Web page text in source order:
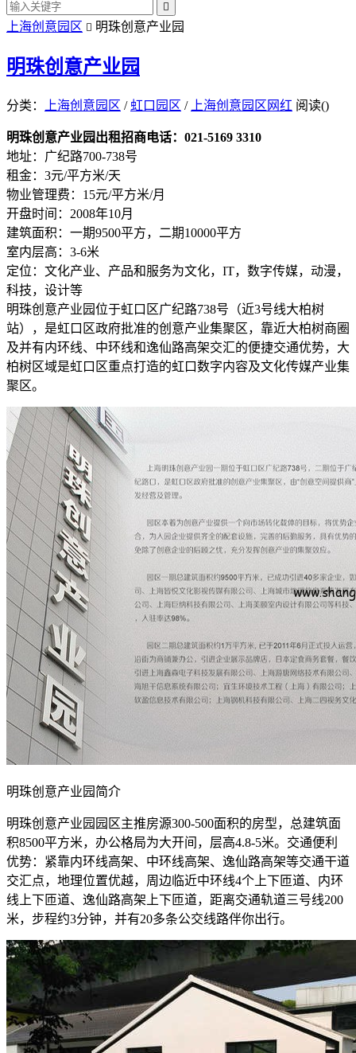

上海创意园区  明珠创意产业园
明珠创意产业园
分类： 上海创意园区 / 虹口园区 / 上海创意园区网红 阅读()
明珠创意产业园出租招商电话：021-5169 3310
地址：广纪路700-738号
租金：3元/平方米/天
物业管理费：15元/平方米/月
开盘时间：2008年10月
建筑面积：一期9500平方，二期10000平方
室内层高：3-6米
定位：文化产业、产品和服务为文化，IT，数字传媒，动漫，
科技，设计等
明珠创意产业园位于虹口区广纪路738号（近3号线大柏树
站），是虹口区政府批准的创意产业集聚区，靠近大柏树商圈
及并有内环线、中环线和逸仙路高架交汇的便捷交通优势，大
柏树区域是虹口区重点打造的虹口数字内容及文化传媒产业集
聚区。
明珠创意产业园简介
明珠创意产业园园区主推房源300-500面积的房型，总建筑面
积8500平方米，办公格局为大开间，层高4.8-5米。交通便利
优势：紧靠内环线高架、中环线高架、逸仙路高架等交通干道
交汇点，地理位置优越，周边临近中环线4个上下匝道、内环
线上下匝道、逸仙路高架上下匝道，距离交通轨道三号线200
米，步程约3分钟，并有20多条公交线路伴你出行。